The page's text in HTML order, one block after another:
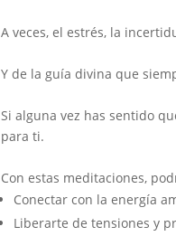
A veces, el estrés, la
Y de la guía divina que
Si alguna vez has sentido
para ti.
Con estas meditaciones,
Conectar con la energía
Liberarte de tensiones y